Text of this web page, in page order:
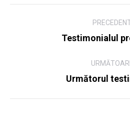
Testimonialul
Următorul